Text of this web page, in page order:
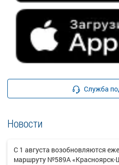
Служба
Новости
С 1 августа возобновляются
маршруту №589А «Красноярск-